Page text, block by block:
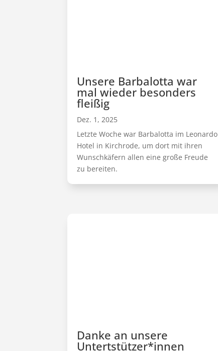
Unsere Barbalotta war
mal wieder besonders
fleißig
Dez. 1, 2025
Letzte Woche war Barbalotta im Leonardo
Hotel in Kirchrode, um dort mit ihren
Wunschkäfern allen eine große Freude
zu bereiten.
Danke an unsere
Untertstützer*innen